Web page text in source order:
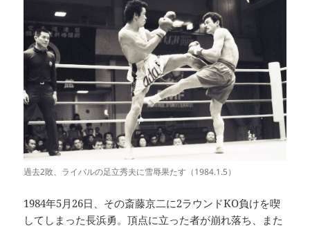
過去2敗、ライバルの足立秀夫に雪辱果たす（1984.1.5）
1984年5月26日、その斎藤京二に2ラウンドKO負けを喫
してしまった長浜勇。頂点に立った者が崩れ落ち、また